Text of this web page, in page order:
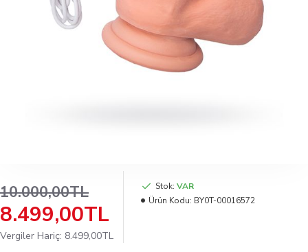
8.499,00TL
10.000,00TL
Vergiler Hariç: 8.499,00TL
Stok: VAR
Ürün Kodu: BY0T-00016572